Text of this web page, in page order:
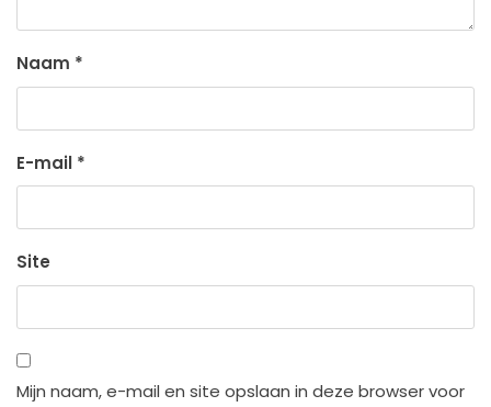
Naam *
E-mail *
Site
Mijn naam, e-mail en site opslaan in deze browser voor